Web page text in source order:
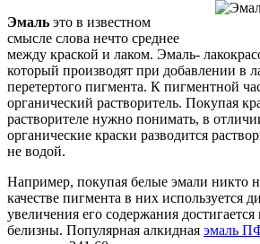
Эмаль это в известном
смысле слова нечто среднее
между краской и лаком. Эмаль-
который производят при добавлении в
перетертого пигмента. К пигментной
органический растворитель. Покупая
растворителе нужно понимать, в
органические краски разводится
не водой.
Например, покупая белые эмали никто
качестве пигмента в них используется
увеличения его содержания достигается
белизны. Популярная алкидная эмаль